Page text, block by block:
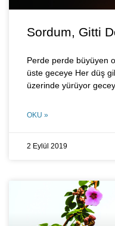
Sordum, Gitti
Perde perde büyüyen
üste geceye Her düş
üzerinde yürüyor
OKU »
2 Eylül 2019